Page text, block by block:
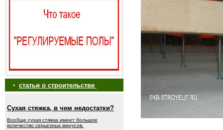
• статьи о строительстве
Сухая стяжка, в чем недостатки?
Вообще сухая стяжка имеет большое
количество серьезных минусов.